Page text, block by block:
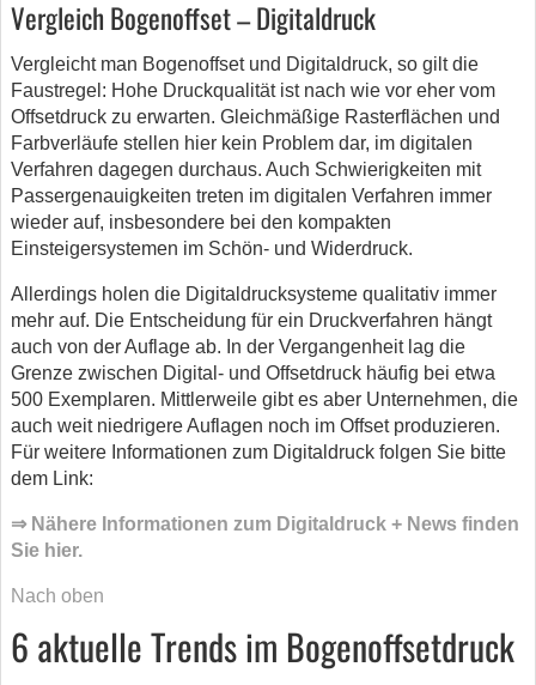
Vergleich Bogenoffset – Digitaldruck
Vergleicht man Bogenoffset und Digitaldruck, so gilt die
Faustregel: Hohe Druckqualität ist nach wie vor eher vom
Offsetdruck zu erwarten. Gleichmäßige Rasterflächen und
Farbverläufe stellen hier kein Problem dar, im digitalen
Verfahren dagegen durchaus. Auch Schwierigkeiten mit
Passergenauigkeiten treten im digitalen Verfahren immer
wieder auf, insbesondere bei den kompakten
Einsteigersystemen im Schön- und Widerdruck.
Allerdings holen die Digitaldrucksysteme qualitativ immer
mehr auf. Die Entscheidung für ein Druckverfahren hängt
auch von der Auflage ab. In der Vergangenheit lag die
Grenze zwischen Digital- und Offsetdruck häufig bei etwa
500 Exemplaren. Mittlerweile gibt es aber Unternehmen, die
auch weit niedrigere Auflagen noch im Offset produzieren.
Für weitere Informationen zum Digitaldruck folgen Sie bitte
dem Link:
⇒ Nähere Informationen zum Digitaldruck + News finden
Sie hier.
Nach oben
6 aktuelle Trends im Bogenoffsetdruck